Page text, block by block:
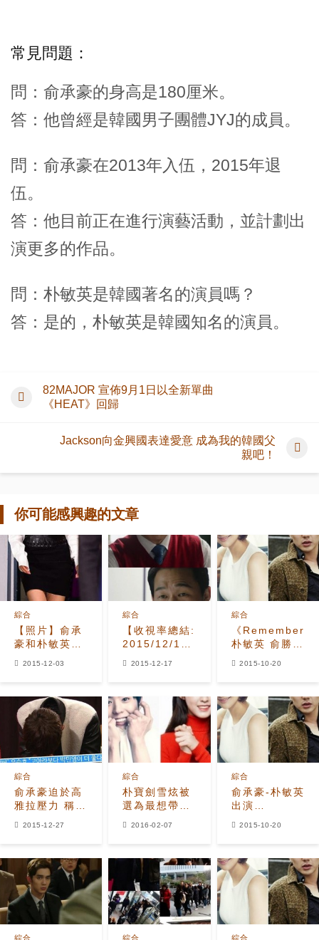
常見問題：
問：俞承豪的身高是180厘米。
答：他曾經是韓國男子團體JYJ的成員。
問：俞承豪在2013年入伍，2015年退
伍。
答：他目前正在進行演藝活動，並計劃出
演更多的作品。
問：朴敏英是韓國著名的演員嗎？
答：是的，朴敏英是韓國知名的演員。
82MAJOR 宣佈9月1日以全新單曲
《HEAT》回歸
Jackson向金興國表達愛意 成為我的韓國父
親吧！
你可能感興趣的文章
【照片】俞承
豪和朴敏英
綜合
2015-12-03
【收視率總結:
2015/12/16(三)】
主》
綜合
2015-12-17
《Remember》
朴敏英 俞勝豪
綜合
2015-10-20
俞承豪迫於高
雅拉壓力 稱比
綜合
2015-12-27
朴寶劍雪炫被
選為最想帶回
綜合
2016-02-07
俞承豪-朴敏英
出演
綜合
2015-10-20
綜合 綜合 綜合